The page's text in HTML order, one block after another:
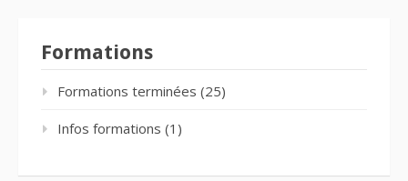
Formations
Formations terminées (25)
Infos formations (1)